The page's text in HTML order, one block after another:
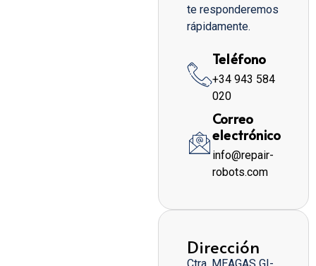
te responderemos
rápidamente.
Teléfono
+34 943 584
020
Correo
electrónico
info@repair-
robots.com
Dirección